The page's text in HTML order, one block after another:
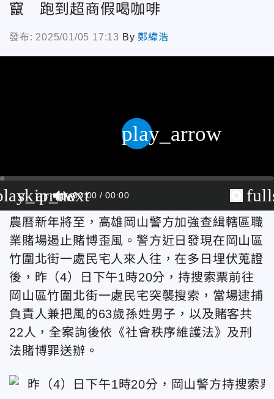
竄 跑到超商假喝咖啡
發布: 2025/01/05 17:13 By鄭緯浩
skip_next
00:00 00:00
play_arrow
農曆新年將至，高雄岡山警方加強查緝轄區職
業賭場遏止賭博歪風。警方近日發現在岡山區
竹圍北街一處民宅人來人往，在多日埋伏蒐證
後，昨（4）日下午1時20分，持搜索票前往
岡山區竹圍北街一處民宅突襲搜索，當場逮捕
負責人兼把風的63歲孫姓男子，以及賭客共
22人，全案詢後依《社會秩序維護法》及刑
法賭博罪送辦。